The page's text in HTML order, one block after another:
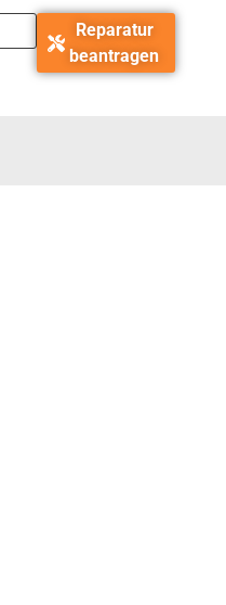
Reparatur
beantragen